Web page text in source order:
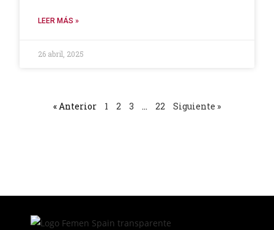
LEER MÁS »
26 abril, 2025
« Anterior 1 2 3 … 22 Siguiente »